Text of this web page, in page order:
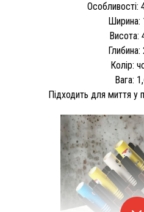
Особливості:
Ширина:
Висота:
Колір:
Вага:
Підходить для миття у